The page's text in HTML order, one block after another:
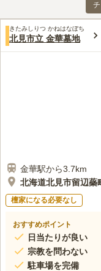
きたみしりつ かねはなぼち
北見市立 金華墓地
金華駅から3.7km
北海道北見市留辺蘂
檀家になる必要なし
おすすめポイント
日当たりが良い
宗教を問わない
駐車場を完備